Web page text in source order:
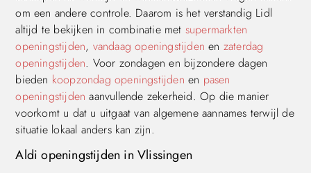
om een andere controle. Daarom is het verstandig Lidl
altijd te bekijken in combinatie met supermarkten
openingstijden, vandaag openingstijden en zaterdag
openingstijden. Voor zondagen en bijzondere dagen
bieden koopzondag openingstijden en pasen
openingstijden aanvullende zekerheid. Op die manier
voorkomt u dat u uitgaat van algemene aannames terwijl de
situatie lokaal anders kan zijn.
Aldi openingstijden in Vlissingen